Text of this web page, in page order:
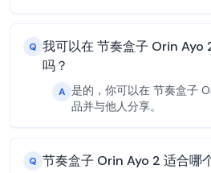
Q 我可以在 节奏盒子 Orin Ayo
吗？
A 是的，你可以在 节奏盒子
品并与他人分享。
Q 节奏盒子 Orin Ayo 2 适合哪